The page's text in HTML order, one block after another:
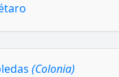
(Colonia)